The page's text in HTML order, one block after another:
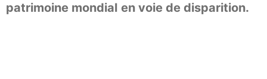
patrimoine mondial en voie de disparition.